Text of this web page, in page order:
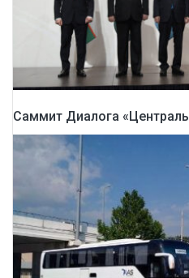
Саммит Диалога